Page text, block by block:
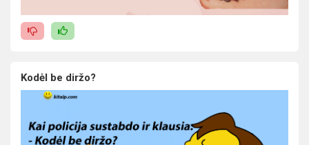
Kodėl be diržo?